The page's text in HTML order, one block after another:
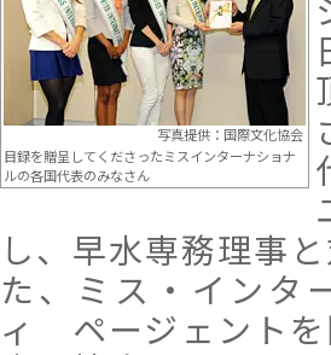
写真提供：国際文化協会
目録を贈呈してくださったミスインターナショナ
ルの各国代表のみなさん
し、早水専務理事
た、ミス・イン
ィ ページェントを